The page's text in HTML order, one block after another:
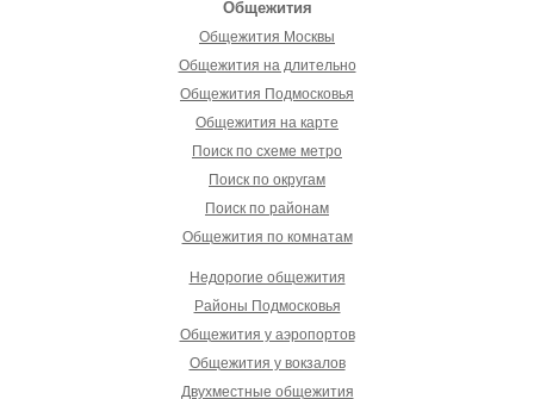
Общежития
Общежития Москвы
Общежития на длительно
Общежития Подмосковья
Общежития на карте
Поиск по схеме метро
Поиск по округам
Поиск по районам
Общежития по комнатам
Недорогие общежития
Районы Подмосковья
Общежития у аэропортов
Общежития у вокзалов
Двухместные общежития